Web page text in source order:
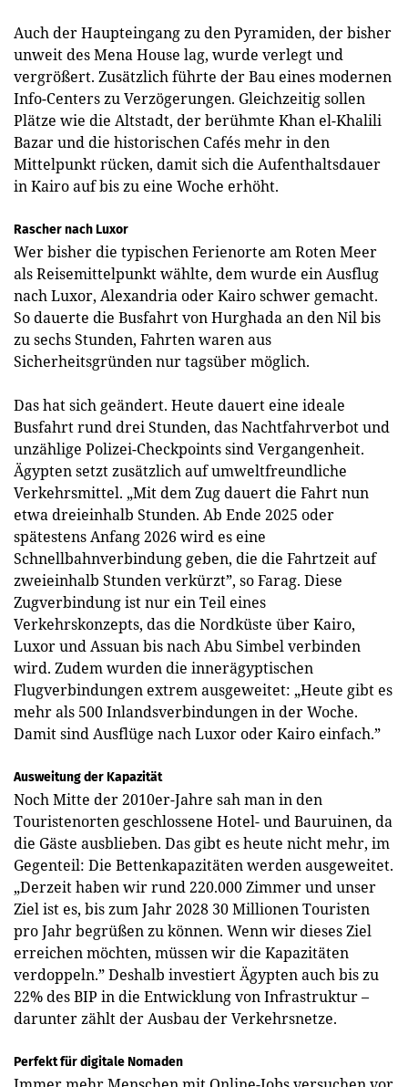
Auch der Haupteingang zu den Pyramiden, der bisher
unweit des Mena House lag, wurde verlegt und
vergrößert. Zusätzlich führte der Bau eines modernen
Info-Centers zu Verzögerungen. Gleichzeitig sollen
Plätze wie die Altstadt, der berühmte Khan el-Khalili
Bazar und die historischen Cafés mehr in den
Mittelpunkt rücken, damit sich die Aufenthaltsdauer
in Kairo auf bis zu eine Woche erhöht.
Rascher nach Luxor
Wer bisher die typischen Ferienorte am Roten Meer
als Reisemittelpunkt wählte, dem wurde ein Ausflug
nach Luxor, Alexandria oder Kairo schwer gemacht.
So dauerte die Busfahrt von Hurghada an den Nil bis
zu sechs Stunden, Fahrten waren aus
Sicherheitsgründen nur tagsüber möglich.
Das hat sich geändert. Heute dauert eine ideale
Busfahrt rund drei Stunden, das Nachtfahrverbot und
unzählige Polizei-Checkpoints sind Vergangenheit.
Ägypten setzt zusätzlich auf umweltfreundliche
Verkehrsmittel. „Mit dem Zug dauert die Fahrt nun
etwa dreieinhalb Stunden. Ab Ende 2025 oder
spätestens Anfang 2026 wird es eine
Schnellbahnverbindung geben, die die Fahrtzeit auf
zweieinhalb Stunden verkürzt”, so Farag. Diese
Zugverbindung ist nur ein Teil eines
Verkehrskonzepts, das die Nordküste über Kairo,
Luxor und Assuan bis nach Abu Simbel verbinden
wird. Zudem wurden die innerägyptischen
Flugverbindungen extrem ausgeweitet: „Heute gibt es
mehr als 500 Inlandsverbindungen in der Woche.
Damit sind Ausflüge nach Luxor oder Kairo einfach.”
Ausweitung der Kapazität
Noch Mitte der 2010er-Jahre sah man in den
Touristenorten geschlossene Hotel- und Bauruinen, da
die Gäste ausblieben. Das gibt es heute nicht mehr, im
Gegenteil: Die Bettenkapazitäten werden ausgeweitet.
„Derzeit haben wir rund 220.000 Zimmer und unser
Ziel ist es, bis zum Jahr 2028 30 Millionen Touristen
pro Jahr begrüßen zu können. Wenn wir dieses Ziel
erreichen möchten, müssen wir die Kapazitäten
verdoppeln.” Deshalb investiert Ägypten auch bis zu
22% des BIP in die Entwicklung von Infrastruktur –
darunter zählt der Ausbau der Verkehrsnetze.
Perfekt für digitale Nomaden